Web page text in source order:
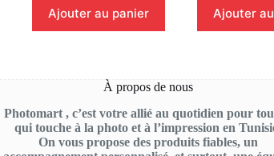
Ajouter au panier Ajouter
À propos de nous
Photomart , c’est votre allié au quotidien pour
qui touche à la photo et à l’impression en
On vous propose des produits fiables, un